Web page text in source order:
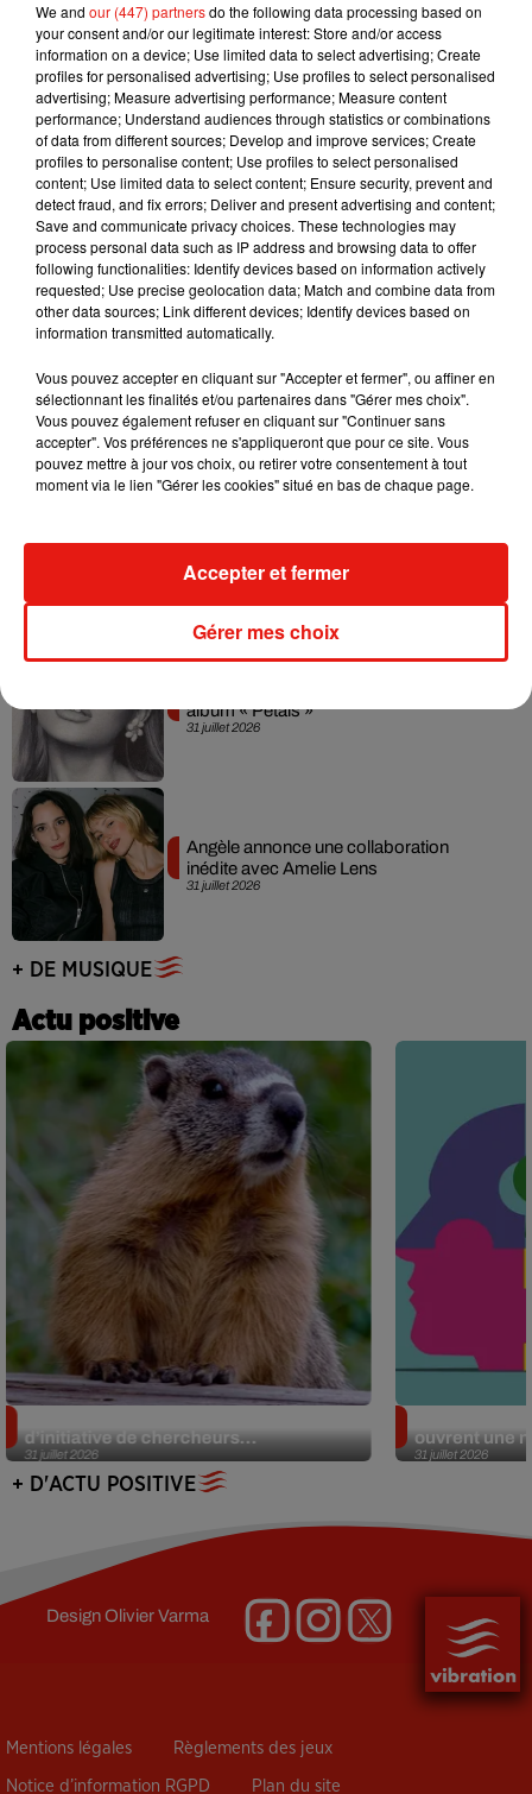
5 août 2026
Benny Blanco invite Selena Gomez et
Becky G sur son nouveau single
4 août 2026
Tiny Desk invite Charlie Puth pour une
live session solaire
4 août 2026
Ariana Grande prendra une pause après
sa tournée mondiale
31 juillet 2026
31 juillet 2026
album « Petals »
31 juillet 2026
Angèle annonce une collaboration
inédite avec Amelie Lens
+ DE MUSIQUE
Actu positive
31 juillet 2026
d’initiative de chercheurs...
31 juillet 2026
ouvrent une
+ D'ACTU POSITIVE
DesignOlivier Varma
Mentions légales Règlements des jeux
Notice d’information RGPD Plan du site
We and our (447) partnersdo the following data processing based on
your consent and/or our legitimate interest: Store and/or access
information on a device; Use limited data to select advertising; Create
profiles for personalised advertising; Use profiles to select personalised
advertising; Measure advertising performance; Measure content
performance; Understand audiences through statistics or combinations
of data from different sources; Develop and improve services; Create
profiles to personalise content; Use profiles to select personalised
content; Use limited data to select content; Ensure security, prevent and
detect fraud, and fix errors; Deliver and present advertising and content;
Save and communicate privacy choices. These technologies may
process personal data such as IP address and browsing data to offer
following functionalities: Identify devices based on information actively
requested; Use precise geolocation data; Match and combine data from
other data sources; Link different devices; Identify devices based on
information transmitted automatically.
Vous pouvez accepter en cliquant sur "Accepter et fermer", ou affiner en
sélectionnant les finalités et/ou partenaires dans "Gérer mes choix".
Vous pouvez également refuser en cliquant sur "Continuer sans
accepter". Vos préférences ne s'appliqueront que pour ce site. Vous
pouvez mettre à jour vos choix, ou retirer votre consentement à tout
moment via le lien "Gérer les cookies" situé en bas de chaque page.
Gérer mes choix
Accepter et fermer